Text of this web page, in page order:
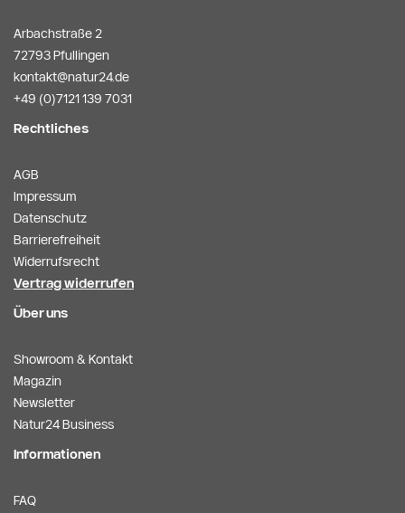
Arbachstraße 2
72793 Pfullingen
kontakt@natur24.de
+49 (0)7121 139 7031
Rechtliches
AGB
Impressum
Datenschutz
Barrierefreiheit
Widerrufsrecht
Vertrag widerrufen
Über uns
Showroom & Kontakt
Magazin
Newsletter
Natur24 Business
Informationen
FAQ